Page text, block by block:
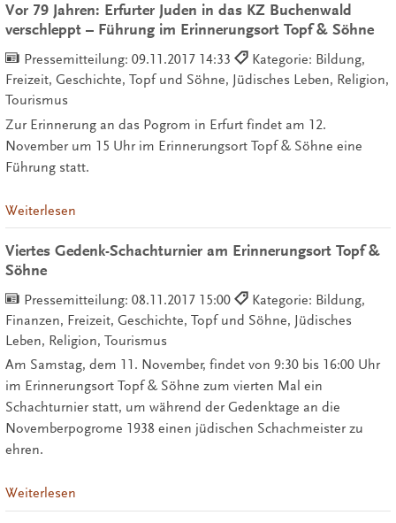
Vor 79 Jahren: Erfurter Juden in das KZ Buchenwald
verschleppt – Führung im Erinnerungsort Topf & Söhne
Pressemitteilung: 09.11.2017 14:33
Kategorie: Bildung,
Freizeit, Geschichte, Topf und Söhne, Jüdisches Leben, Religion,
Tourismus
Zur Erinnerung an das Pogrom in Erfurt findet am 12.
November um 15 Uhr im Erinnerungsort Topf & Söhne eine
Führung statt.
Weiterlesen
Viertes Gedenk-Schachturnier am Erinnerungsort Topf &
Söhne
Pressemitteilung: 08.11.2017 15:00
Kategorie: Bildung,
Finanzen, Freizeit, Geschichte, Topf und Söhne, Jüdisches
Leben, Religion, Tourismus
Am Samstag, dem 11. November, findet von 9:30 bis 16:00 Uhr
im Erinnerungsort Topf & Söhne zum vierten Mal ein
Schachturnier statt, um während der Gedenktage an die
Novemberpogrome 1938 einen jüdischen Schachmeister zu
ehren.
Weiterlesen